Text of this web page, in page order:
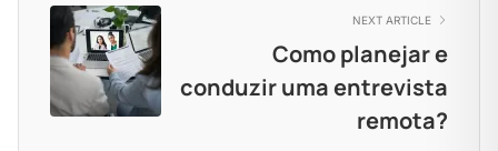
NEXT ARTICLE
Como planejar e
conduzir uma entrevista
remota?